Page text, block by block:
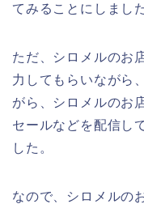
てみることにしまし
ただ、シロメルのお
力してもらいながら
がら、シロメルのお
セールなどを配信し
した。
なので、シロメルの